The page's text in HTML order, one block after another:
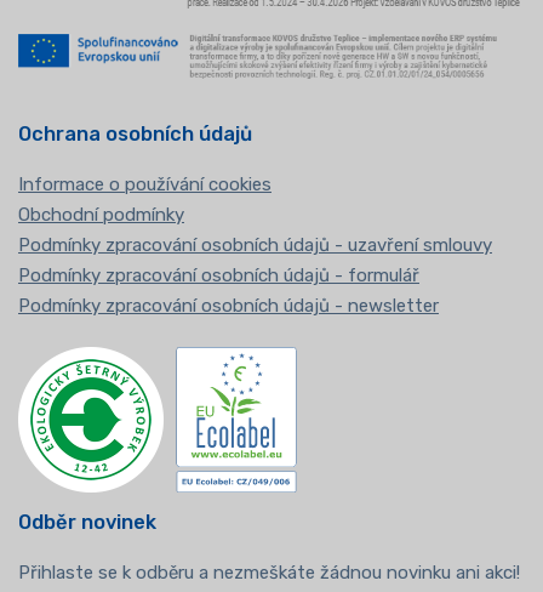
Ochrana osobních údajů
Informace o používání cookies
Obchodní podmínky
Podmínky zpracování osobních údajů - uzavření smlouvy
Podmínky zpracování osobních údajů - formulář
Podmínky zpracování osobních údajů - newsletter
Odběr novinek
Přihlaste se k odběru a nezmeškáte žádnou novinku ani akci!